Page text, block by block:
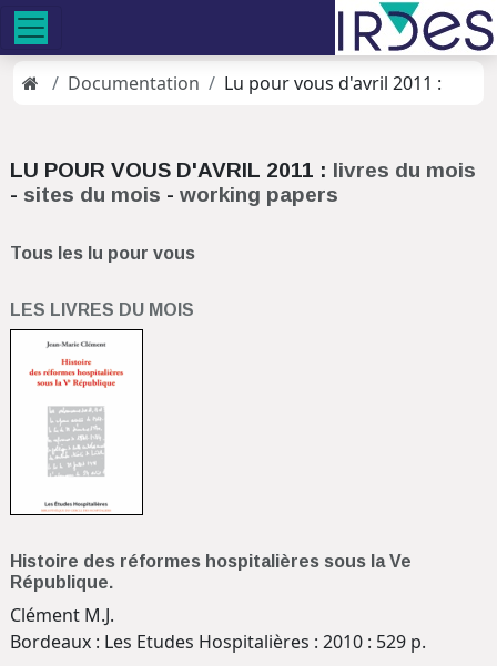
Documentation Lu pour vous d'avril 2011 :
LU POUR VOUS D'AVRIL 2011 : livres du mois
- sites du mois - working papers
Tous les lu pour vous
LES LIVRES DU MOIS
Histoire des réformes hospitalières sous la Ve
République.
Clément M.J.
Bordeaux : Les Etudes Hospitalières : 2010 : 529 p.